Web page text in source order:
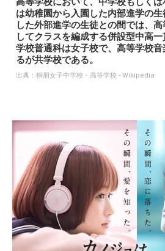
は幼稚園から入園した内部進学の
した外部進学の生徒との間では、
してクラスを編成する併設型中高
学校普通科は女子校で、高等学校
るが共学校である。
出典： 桐朋女子中学校・高等学校 - Wikipedia